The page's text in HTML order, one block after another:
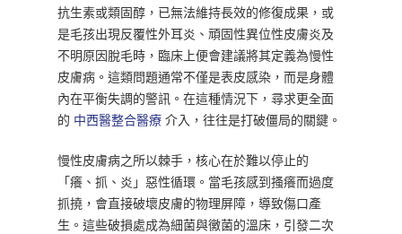
抗生素或類固醇，已無法維持長效的修復成果，或
是毛孩出現反覆性外耳炎、頑固性異位性皮膚炎及
不明原因脫毛時，臨床上便會建議將其定義為慢性
皮膚病。這類問題通常不僅是表皮感染，而是身體
內在平衡失調的警訊。在這種情況下，尋求更全面
的 中西醫整合醫療 介入，往往是打破僵局的關鍵。
慢性皮膚病之所以棘手，核心在於難以停止的
「癢、抓、炎」惡性循環。當毛孩感到搔癢而過度
抓撓，會直接破壞皮膚的物理屏障，導致傷口產
生。這些破損處成為細菌與黴菌的溫床，引發二次